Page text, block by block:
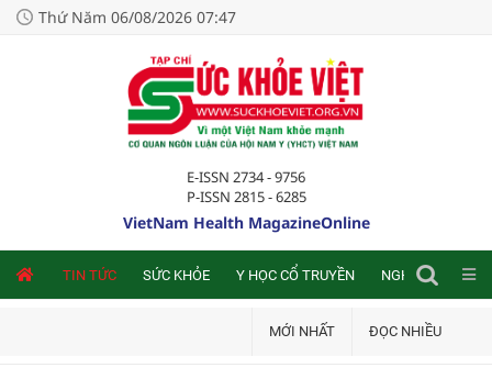
Thứ Năm 06/08/2026 07:47
E-ISSN 2734 - 9756
P-ISSN 2815 - 6285
VietNam Health MagazineOnline
TIN TỨC SỨC KHỎE Y HỌC CỔ TRUYỀN NGHIÊN CỨU
MỚI NHẤT ĐỌC NHIỀU